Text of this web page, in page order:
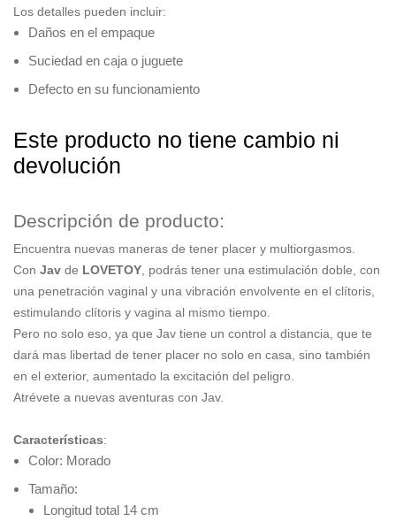
Los detalles pueden incluir:
Daños en el empaque
Suciedad en caja o juguete
Defecto en su funcionamiento
Este producto no tiene cambio ni
devolución
Descripción de producto:
Encuentra nuevas maneras de tener placer y multiorgasmos.
Con Jav de LOVETOY , podrás tener una estimulación doble, con
una penetración vaginal y una vibración envolvente en el clítoris,
estimulando clítoris y vagina al mismo tiempo.
Pero no solo eso, ya que Jav tiene un control a distancia, que te
dará mas libertad de tener placer no solo en casa, sino también
en el exterior, aumentado la excitación del peligro.
Atrévete a nuevas aventuras con Jav.
Características:
Color: Morado
Tamaño:
Longitud total 14 cm